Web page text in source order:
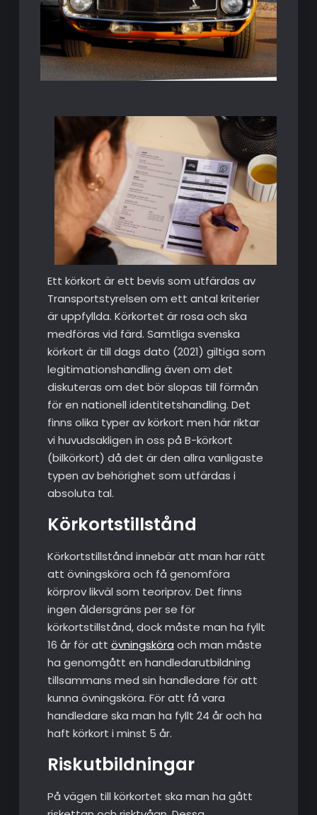
Ett körkort är ett bevis som utfärdas av
Transportstyrelsen om ett antal kriterier
är uppfyllda. Körkortet är rosa och ska
medföras vid färd. Samtliga svenska
körkort är till dags dato (2021) giltiga som
legitimationshandling även om det
diskuteras om det bör slopas till förmån
för en nationell identitetshandling. Det
finns olika typer av körkort men här riktar
vi huvudsakligen in oss på B-körkort
(bilkörkort) då det är den allra vanligaste
typen av behörighet som utfärdas i
absoluta tal.
Körkortstillstånd
Körkortstillstånd innebär att man har rätt
att övningsköra och få genomföra
körprov likväl som teoriprov. Det finns
ingen åldersgräns per se för
körkortstillstånd, dock måste man ha fyllt
16 år för att övningsköra och man måste
ha genomgått en handledarutbildning
tillsammans med sin handledare för att
kunna övningsköra. För att få vara
handledare ska man ha fyllt 24 år och ha
haft körkort i minst 5 år.
Riskutbildningar
På vägen till körkortet ska man ha gått